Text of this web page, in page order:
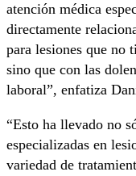
atención médica
directamente
para lesiones que no
sino que con las
laboral”, enfatiza
“Esto ha llevado no
especializadas en
variedad de